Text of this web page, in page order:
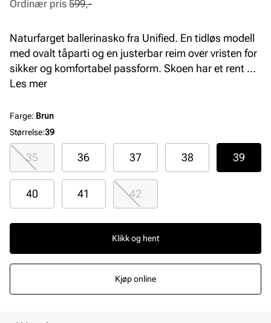
pris
pris
Ordinær pris 599,-
Naturfarget ballerinasko fra Unified. En tidløs modell
med ovalt tåparti og en justerbar reim over vristen for
sikker og komfortabel passform. Skoen har et rent og
klassisk uttrykk. Overdelen og fôret er laget i
Les mer
Farge: Brun
Størrelse:39
35 36 37 38 39
40 41 42
Klikk og hent
Kjøp online